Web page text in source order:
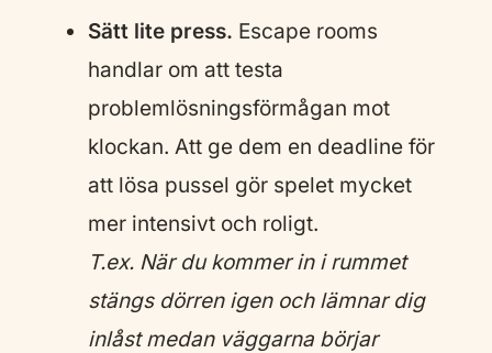
Sätt lite press. Escape rooms
handlar om att testa
problemlösningsförmågan mot
klockan. Att ge dem en deadline för
att lösa pussel gör spelet mycket
mer intensivt och roligt.
T.ex. När du kommer in i rummet
stängs dörren igen och lämnar dig
inlåst medan väggarna börjar